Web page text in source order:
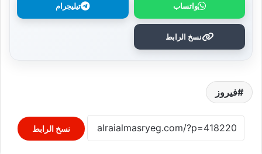
واتساب تيليجرام
نسخ الرابط
فيروز
نسخ الرابط